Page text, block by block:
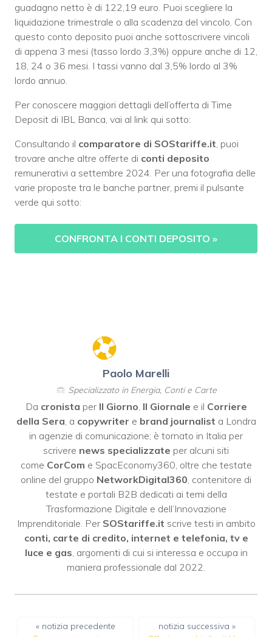
guadagno netto è di 122,19 euro. Puoi scegliere la
liquidazione trimestrale o alla scadenza del vincolo. Con
questo conto deposito puoi anche sottoscrivere vincoli
di appena 3 mesi (tasso lordo 3,3%) oppure anche di 12,
18, 24 o 36 mesi. I tassi vanno dal 3,5% lordo al 3%
lordo annuo.
Per conoscere maggiori dettagli dell’offerta di Time
Deposit di IBL Banca, vai al link qui sotto:
Consultando il comparatore di SOStariffe.it , puoi
trovare anche altre offerte di conti deposito
remunerativi a settembre 2024. Per una fotografia delle
varie proposte tra le banche partner, premi il pulsante
verde qui sotto:
CONFRONTA I CONTI DEPOSITO »
Paolo Marelli
Specializzato in Energia, Conti e Carte
Da cronista per Il Giorno Il Giornale e il Corriere
della Sera , a copywriter e brand journalist a Londra
in agenzie di comunicazione; è tornato in Italia per
scrivere news specializzate per alcuni siti
come CorCom e SpacEconomy360, oltre che testate
online del gruppo NetworkDigital360 , contenitore di
testate e portali B2B dedicati ai temi della
Trasformazione Digitale e dell’Innovazione
Imprenditoriale. Per SOStariffe.it scrive testi in ambito
conti, carte di credito, internet e telefonia, tv e
luce e gas , argomenti di cui si interessa e occupa in
maniera professionale dal 2022.
« notizia precedente
notizia successiva »